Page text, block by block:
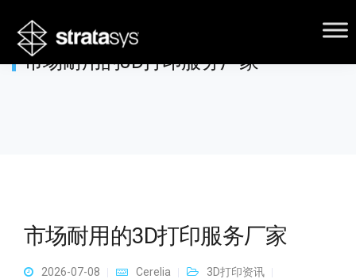
市场耐用的3D打印服务厂家
市场耐用的3D打印服务厂家
2026-07-08 Cerelia
3D打印资讯